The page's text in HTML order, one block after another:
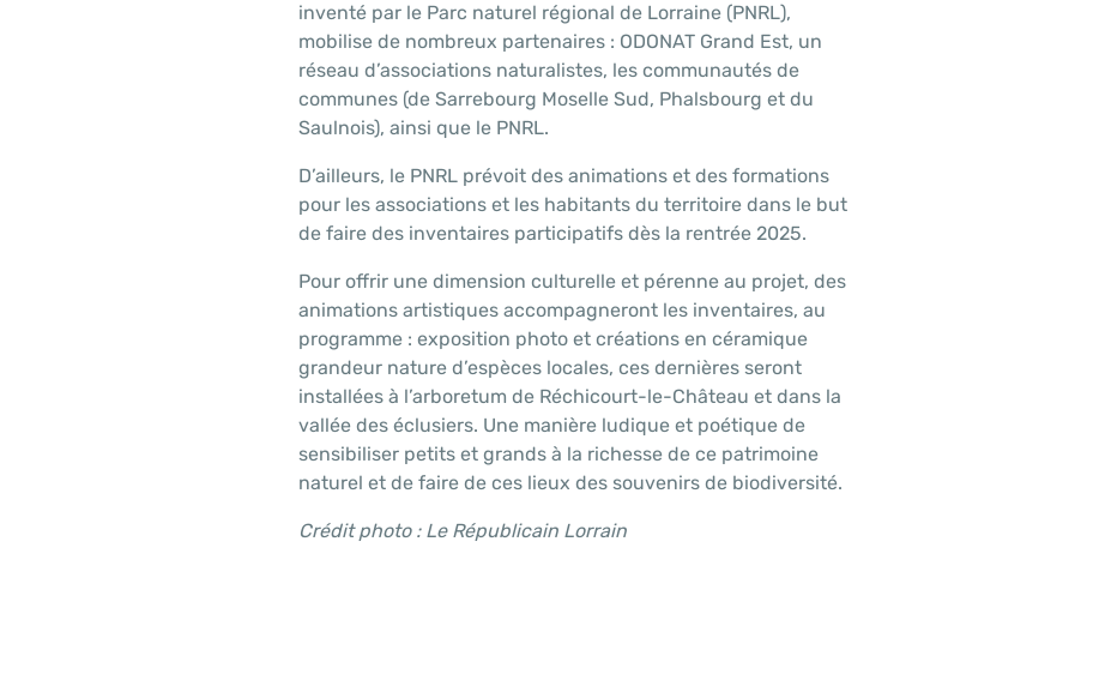
inventé par le Parc naturel régional de Lorraine (PNRL),
mobilise de nombreux partenaires : ODONAT Grand Est, un
réseau d’associations naturalistes, les communautés de
communes (de Sarrebourg Moselle Sud, Phalsbourg et du
Saulnois), ainsi que le PNRL.
D’ailleurs, le PNRL prévoit des animations et des formations
pour les associations et les habitants du territoire dans le but
de faire des inventaires participatifs dès la rentrée 2025.
Pour offrir une dimension culturelle et pérenne au projet, des
animations artistiques accompagneront les inventaires, au
programme : exposition photo et créations en céramique
grandeur nature d’espèces locales, ces dernières seront
installées à l’arboretum de Réchicourt-le-Château et dans la
vallée des éclusiers. Une manière ludique et poétique de
sensibiliser petits et grands à la richesse de ce patrimoine
naturel et de faire de ces lieux des souvenirs de biodiversité.
Crédit photo : Le Républicain Lorrain